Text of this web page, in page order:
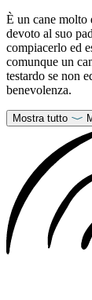
È un cane molto
devoto al suo
compiacerlo ed
comunque un
testardo se non
benevolenza.
Mostra tutto